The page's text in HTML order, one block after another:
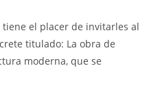
el placer de invitarles al
titulado: La obra de
moderna, que se